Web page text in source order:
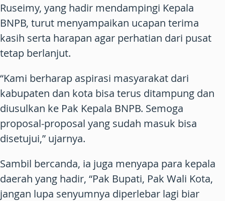
Ruseimy, yang hadir mendampingi Kepala
BNPB, turut menyampaikan ucapan terima
kasih serta harapan agar perhatian dari pusat
tetap berlanjut.
“Kami berharap aspirasi masyarakat dari
kabupaten dan kota bisa terus ditampung dan
diusulkan ke Pak Kepala BNPB. Semoga
proposal-proposal yang sudah masuk bisa
disetujui,” ujarnya.
Sambil bercanda, ia juga menyapa para kepala
daerah yang hadir, “Pak Bupati, Pak Wali Kota,
jangan lupa senyumnya diperlebar lagi biar